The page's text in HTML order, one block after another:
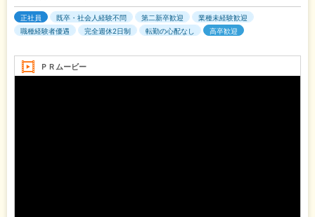
正社員 既卒・社会人経験不問 第二新卒歓迎
業種未経験歓迎
職種経験者優遇
完全週休2日制 転勤の心配なし 高卒歓迎
ＰＲムービー